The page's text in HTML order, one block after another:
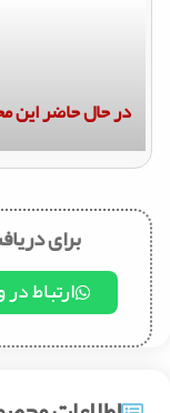
در حال حاضر این
برای
ارتباط